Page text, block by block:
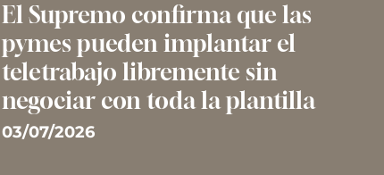
El Supremo confirma que las
pymes pueden implantar el
teletrabajo libremente sin
negociar con toda la plantilla
03/07/2026